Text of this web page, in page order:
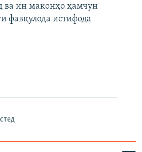
ва ин маконҳо ҳамчун
фавқулода истифода